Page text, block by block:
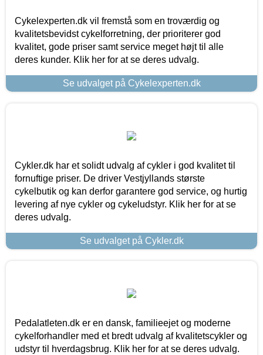
Cykelexperten.dk vil fremstå som en troværdig og
kvalitetsbevidst cykelforretning, der prioriterer god
kvalitet, gode priser samt service meget højt til alle
deres kunder. Klik her for at se deres udvalg.
Se udvalget på Cykelexperten.dk
Cykler.dk har et solidt udvalg af cykler i god kvalitet til
fornuftige priser. De driver Vestjyllands største
cykelbutik og kan derfor garantere god service, og hurtig
levering af nye cykler og cykeludstyr. Klik her for at se
deres udvalg.
Se udvalget på Cykler.dk
Pedalatleten.dk er en dansk, familieejet og moderne
cykelforhandler med et bredt udvalg af kvalitetscykler og
udstyr til hverdagsbrug. Klik her for at se deres udvalg.